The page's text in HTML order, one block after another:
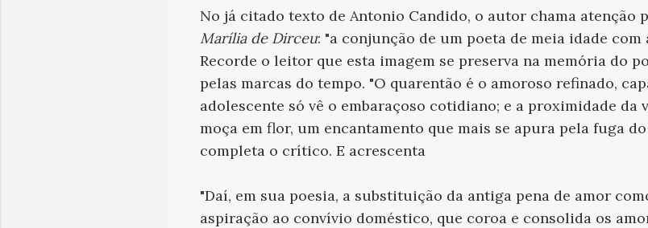
No já citado texto de Antonio Candido, o autor chama atenção
Marília de Dirceu: "a conjunção de um poeta de meia idade com
Recorde o leitor que esta imagem se preserva na memória do
pelas marcas do tempo. "O quarentão é o amoroso refinado,
adolescente só vê o embaraçoso cotidiano; e a proximidade da
moça em flor, um encantamento que mais se apura pela fuga
completa o crítico. E acrescenta
"Daí, em sua poesia, a substituição da antiga pena de amor
aspiração ao convívio doméstico, que coroa e consolida os